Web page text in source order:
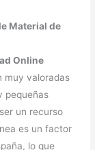
Material de
Online
muy valoradas
pequeñas
un recurso
es un factor
lo que